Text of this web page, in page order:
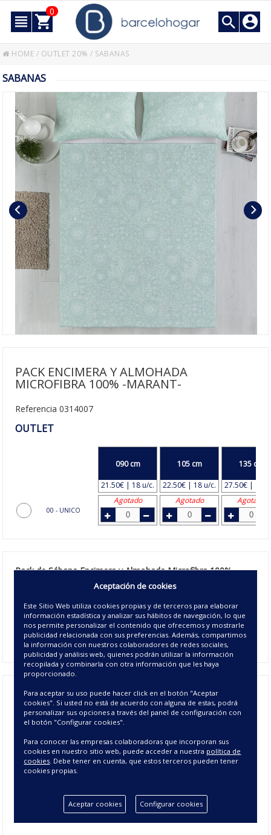
0
HOME / OUTLET 20% / SABANAS
SABANAS
PACK ENCIMERA Y ALMOHADA
MICROFIBRA 100% -MARANT-
Referencia 0314007
OUTLET
00 - UNICO
090 cm
21.50€ | 18 u/c.
105 cm
22.50€ | 18 u/c.
135 cm
27.50€ | 16
Agotado
Agotado Agotado
Pack de Sábana Encimera y Almohada Microfibra 100%
, diseño floral en perfil blanco sobre fondo verde con
funcional y práctica por su fácil mantenimiento y su poco
peso que permite que la cama quede hecha en un momento.
2 piezas, sábana encimera y almohada a juego.
Pack Sábana Encimera y
Almohada Marant -
Sábanas de Microfibra
Pack de sábana Encimera y Almohada de 100%
verano y primavera puesto que transpiran mejor y su tacto
es más agradable.
Aceptación de cookies
Este Sitio Web utiliza cookies propias y de terceros para elaborar
información estadística y analizar sus hábitos de navegación, lo que
nos permite personalizar el contenido que ofrecemos y mostrarle
publicidad relacionada con sus preferencias. Además, compartimos
la información con nuestros colaboradores de redes sociales,
publicidad y análisis web, quienes podrán utilizar la información
recopilada y combinarla con otra información que les haya
proporcionado.
Para aceptar su uso puede hacer click en el botón "Aceptar
cookies". Si usted no está de acuerdo con alguna de estas, podrá
personalizar sus opciones a través del panel de configuración con
el botón "Configurar cookies".
Para conocer las empresas colaboradoras que incorporan sus
cookies en nuestro sitio web, puede acceder a nuestra política de
cookies . Debe tener en cuenta, que estos terceros pueden tener
cookies propias.
Aceptar cookies Configurar cookies